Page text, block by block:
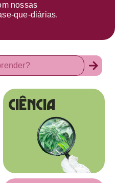
nossas
que-diárias.
Ciência